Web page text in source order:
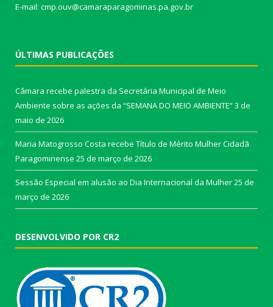
E-mail: cmp.ouv@camaraparagominas.pa.gov.br
ÚLTIMAS PUBLICAÇÕES
Câmara recebe palestra da Secretária Municipal de Meio
Ambiente sobre as ações da “SEMANA DO MEIO AMBIENTE”3 de
maio de 2026
Maria Matogrosso Costa recebe Título de Mérito Mulher Cidadã
Paragominense 25 de março de 2026
Sessão Especial em alusão ao Dia Internacional da Mulher25 de
março de 2026
DESENVOLVIDO POR CR2